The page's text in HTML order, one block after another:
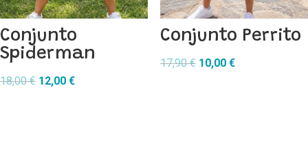
Conjunto
Spiderman
18,00€ El
12,00 €El
Conjunto Perrito
17,90€ El
10,00 €El